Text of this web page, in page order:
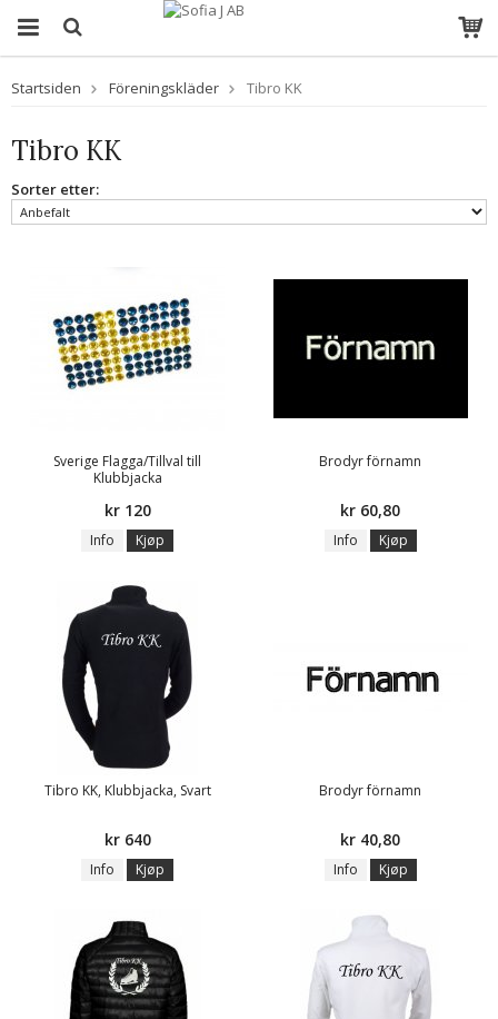
Startsiden Föreningskläder Tibro KK
Tibro KK
Sorter etter:
Sverige Flagga/Tillval till
Klubbjacka
kr 120
Info Kjøp
Brodyr förnamn
kr 60,80
Info Kjøp
Tibro KK, Klubbjacka, Svart
kr 640
Info Kjøp
Brodyr förnamn
kr 40,80
Info Kjøp